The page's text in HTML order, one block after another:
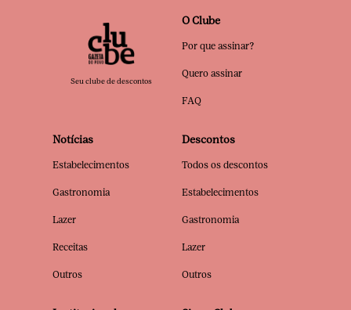
Seu clube de descontos
O Clube
Por que assinar?
Quero assinar
FAQ
Notícias
Estabelecimentos
Gastronomia
Lazer
Receitas
Outros
Descontos
Todos os descontos
Estabelecimentos
Gastronomia
Lazer
Outros